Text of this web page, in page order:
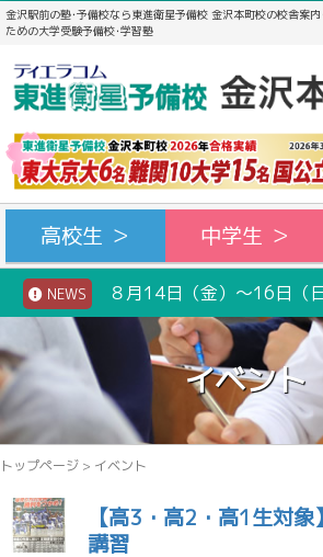
金沢駅前の塾･予備校なら東進衛星予備校 金沢本町校の校舎案
ための大学受験予備校･学習塾
高校生 ＞ 中学生 ＞
NEWS ８月14日（金）～16日（
イベント
トップページ > イベント
【高3・高2・高1生対
講習